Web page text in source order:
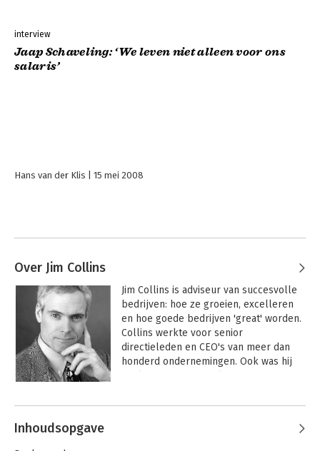
interview
Jaap Schaveling: ‘We leven niet alleen voor ons
salaris’
Hans van der Klis 15 mei 2008
Over Jim Collins
Jim Collins is adviseur van succesvolle
bedrijven: hoe ze groeien, excelleren
en hoe goede bedrijven 'great' worden.
Collins werkte voor senior
directieleden en CEO's van meer dan
honderd ondernemingen. Ook was hij
Jim Collins is afgestudeerd in business
Stanford University. Bovendien heeft hij
Andere boeken door Jim Collins
Inhoudsopgave